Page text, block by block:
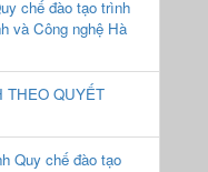
chế đào tạo trình
và Công nghệ Hà
THEO QUYẾT
Quy chế đào tạo